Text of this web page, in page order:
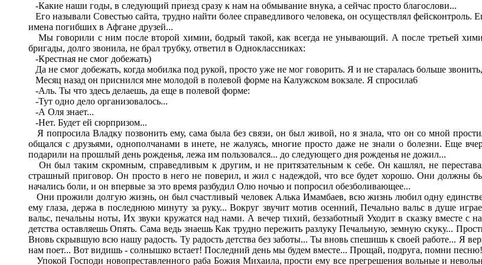
-Какие наши годы, в следующий приезд сразу к нам на обмывание внука, а сейчас просто благослови...
Его называли Совестью сайта, трудно найти более справедливого человека, он осуществлял
имена погибших в Афгане друзей...
Мы говорили с ним после второй химии, бодрый такой, как всегда не унывающий. А после третьей
бригады, долго звонила, не брал трубку, ответил в Одноклассниках:
-Крестная не смог добежать)
Да не смог добежать, когда мобилка под рукой, просто уже не мог говорить. Я и не старалась больше
Месяц назад он приснился мне молодой в полевой форме на Калужском вокзале. Я спросила6
-Аль. Ты что здесь делаешь, да еще в полевой форме:
-Тут одно дело организовалось...
-А Оля знает...
-Нет. Будет ей сюрпризом...
Я попросила Владку позвонить ему, сама была без связи, он был живой, но я знала, что он со мной
общался с друзьями, однополчанами в инете, не жалуясь, многие просто даже не знали о болезни. Еще
подарили на прошлый день рожденья, лежа им пользовался... до следующего дня рожденья не дожил...
Он был таким скромным, справедливым к другим, и не притязательным к себе. Он кашлял, не
страшный приговор. Он просто в него не поверил, и жил с надеждой, что все будет хорошо. Они должны
начались боли, и он впервые за это время разбудил Олю ночью и попросил обезболивающее...
Они прожили долгую жизнь, он был счастливый человек Алька Имамбаев, всю жизнь любил одну
ему глаза, держа в последнюю минуту за руку... Вокруг звучит мотив осенний, Печально вальс в душе
вальс, печальны ноты, Их звуки кружатся над нами. А вечер тихий, беззаботный Уходит в сказку вместе с
детства оставляешь Опять. Сама ведь знаешь Как трудно пережить разлуку Печальную, земную скуку...
Вновь скрывшую всю нашу радость. Ту радость детства без заботы... Ты вновь спешишь к своей работе... Я
нам поет... Вот видишь - солнышко встает! Последний день мы будем вместе... Прощай, подруга, помни песню!
Упокой Господи новопреставленного раба Божия Михаила, прости ему все прегрешения вольные и